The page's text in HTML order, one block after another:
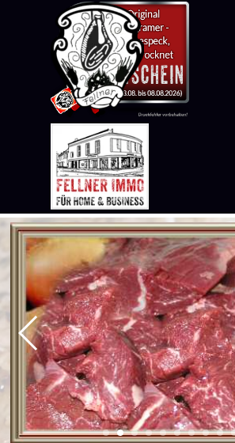
Direkt zum Seiteninhalt
Menü überspringen